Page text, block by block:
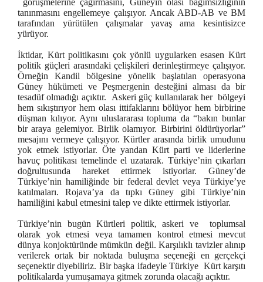
tanınmasını engellemeye çalışıyor. Ancak ABD-AB ve BM
tarafından yürütülen çalışmalar yavaş ama kesintisizce
yürüyor.
İktidar, Kürt politikasını çok yönlü uygularken esasen Kürt
politik güçleri arasındaki çelişkileri derinleştirmeye çalışıyor.
Örneğin Kandil bölgesine yönelik başlatılan operasyona
Güney hükümeti ve Peşmergenin desteğini alması da bir
tesadüf olmadığı açıktır. Askeri güç kullanılarak her bölgeyi
hem sıkıştırıyor hem olası ittifaklarını bölüyor hem birbirine
düşman kılıyor. Aynı uluslararası topluma da “bakın bunlar
bir araya gelemiyor. Birlik olamıyor. Birbirini öldürüyorlar”
mesajını vermeye çalışıyor. Kürtler arasında birlik umudunu
yok etmek istiyorlar. Öte yandan Kürt parti ve liderlerine
havuç politikası temelinde el uzatarak. Türkiye’nin çıkarları
doğrultusunda hareket ettirmek istiyorlar. Güney’de
Türkiye’nin hamiliğinde bir federal devlet veya Türkiye’ye
katılmaları. Rojava’ya da tıpkı Güney gibi Türkiye’nin
hamiliğini kabul etmesini talep ve dikte ettirmek istiyorlar.
Türkiye’nin bugün Kürtleri politik, askeri ve toplumsal
olarak yok etmesi veya tamamen kontrol etmesi mevcut
dünya konjoktüründe mümkün değil. Karşılıklı tavizler alınıp
verilerek ortak bir noktada buluşma seçeneği en gerçekçi
seçenektir diyebiliriz. Bir başka ifadeyle Türkiye Kürt karşıtı
politikalarda yumuşamaya gitmek zorunda olacağı açıktır.